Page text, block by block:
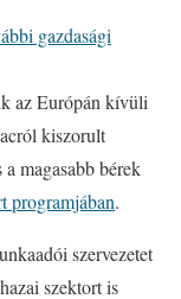
gazdasági
az Európán kívüli
kiszorult
magasabb bérek
programjában.
szervezetet
szektort is